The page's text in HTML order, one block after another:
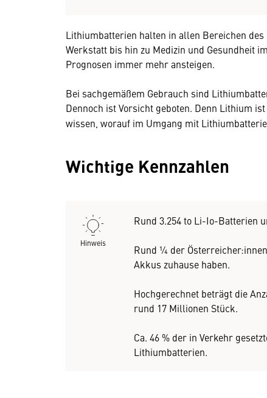
Lithiumbatterien halten in allen Bereichen
Werkstatt bis hin zu Medizin und Gesundheit
Prognosen immer mehr ansteigen.
Bei sachgemäßem Gebrauch sind
Dennoch ist Vorsicht geboten. Denn Lithium ist
wissen, worauf im Umgang mit
Wichtige Kennzahlen
Hinweis
Rund 3.254 to Li-Io-Batterien
Rund ¼ der
Akkus zuhause haben.
Hochgerechnet beträgt die
rund 17 Millionen Stück.
Ca. 46 % der in Verkehr
Lithiumbatterien.